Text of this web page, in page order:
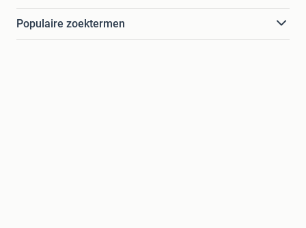
Populaire zoektermen